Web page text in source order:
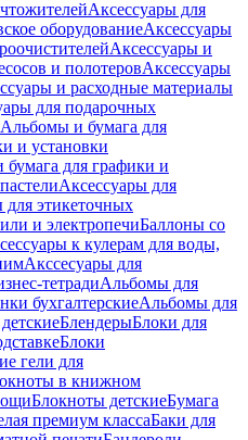
Аксессуары для
оборудованиеАксессуары
Аксессуары и
и полотеровАксессуары
и расходные материалы
для подарочных
Альбомы и бумага для
и установки
для графики и
Аксессуары для
для этикеточных
и электропечиБаллоны со
к кулерам для воды,
Акссесуары для
тетрадиАльбомы для
бухгалтерскиеАльбомы для
БлендерыБлоки для
Блоки
гели для
в книжном
Блокноты детскиеБумага
премиум классаБаки для